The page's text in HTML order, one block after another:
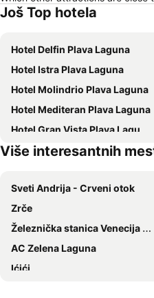
Još Top hotela
Hotel Delfin Plava Laguna
Hotel Istra Plava Laguna
Hotel Molindrio Plava Laguna
Hotel Mediteran Plava Laguna
Hotel Gran Vista Plava Laguna
Lone Hotel by Maistra Collection
Maistra Select Family Hotel Amarin
Hotel Park Plava Laguna
Maistra Select Island Hotel Katarina
Hotel Parentium Plava Laguna
Maistra Select Funtana All Inclusive Resort
Više interesantnih
Sveti Andrija - Crveni otok
Zrče
Železnička stanica Venecija - Mestre
AC Zelena Laguna
Ićići